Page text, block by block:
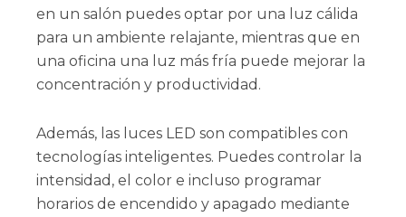
en un salón puedes optar por una luz cálida
para un ambiente relajante, mientras que en
una oficina una luz más fría puede mejorar la
concentración y productividad.
Además, las luces LED son compatibles con
tecnologías inteligentes. Puedes controlar la
intensidad, el color e incluso programar
horarios de encendido y apagado mediante